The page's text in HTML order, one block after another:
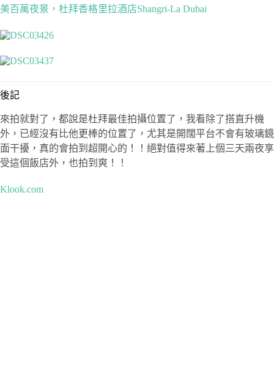
美百萬夜景，杜拜香格里拉酒店Shangri-La Dubai
後記
來拍就對了，都說是杜拜最佳拍攝位置了，我看除了搭直升機
外，已經沒有比他更棒的位置了，尤其是開闊平台不會有玻璃鏡
面干擾，真的會拍到超開心的！！絕對值得來著上個三天兩夜享
受這個飯店外，也拍到爽！！
Klook.com